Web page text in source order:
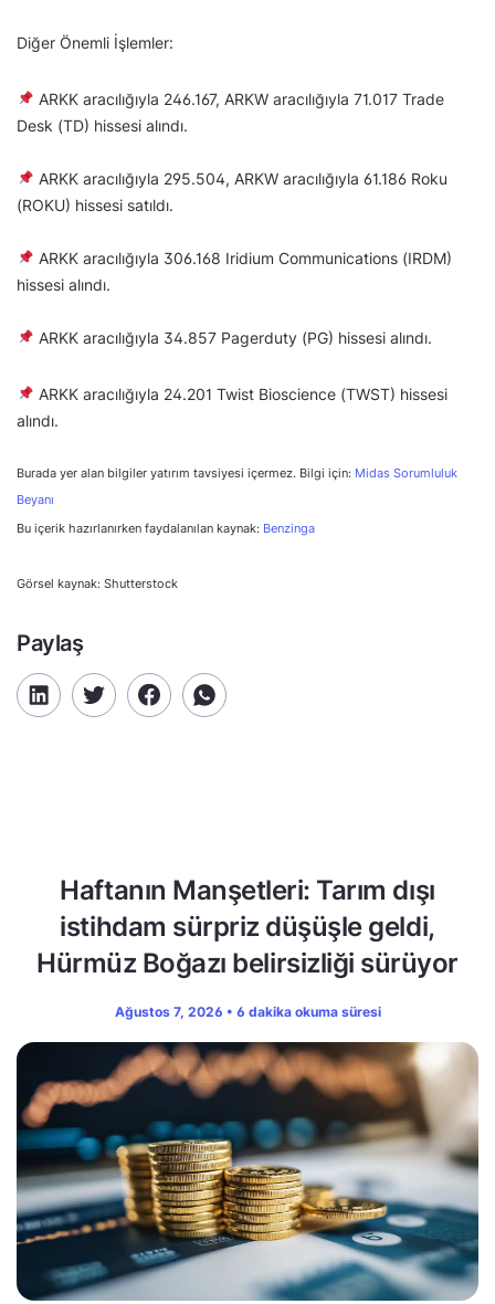
Diğer Önemli İşlemler:
ARKK aracılığıyla 246.167, ARKW aracılığıyla 71.017 Trade
Desk (TD) hissesi alındı.
ARKK aracılığıyla 295.504, ARKW aracılığıyla 61.186 Roku
(ROKU) hissesi satıldı.
ARKK aracılığıyla 306.168 Iridium Communications (IRDM)
hissesi alındı.
ARKK aracılığıyla 34.857 Pagerduty (PG) hissesi alındı.
ARKK aracılığıyla 24.201 Twist Bioscience (TWST) hissesi
alındı.
Burada yer alan bilgiler yatırım tavsiyesi içermez. Bilgi için: Midas Sorumluluk
Beyanı
Bu içerik hazırlanırken faydalanılan kaynak: Benzinga
Görsel kaynak: Shutterstock
Paylaş
Haftanın Manşetleri: Tarım dışı
istihdam sürpriz düşüşle geldi,
Hürmüz Boğazı belirsizliği sürüyor
Ağustos 7, 2026 • 6 dakika okuma süresi